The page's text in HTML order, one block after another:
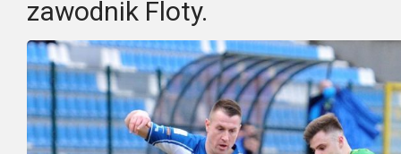
zawodnik Floty.